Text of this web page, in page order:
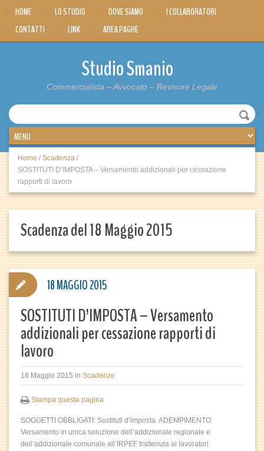
HOME LO STUDIO DOVE SIAMO
I COLLABORATORI
CONTATTI
LINK AREA PAGHE
Studio Smanio
Commercialista – Avvocato – Revisore Legale
Home / Scadenza /
SOSTITUTI D’IMPOSTA – Versamento addizionali per cessazione
rapporti di lavoro
Scadenza del 18 Maggio 2015
SOSTITUTI D’IMPOSTA – Versamento
addizionali per cessazione rapporti di
lavoro
18 Maggio 2015 in Scadenze
Stampa questa pagina
SOGGETTI OBBLIGATI: Sostituti d’imposta. ADEMPIMENTO:
Versamento in unica soluzione dell’addizionale regionale e
dell’addizionale comunale all’IRPEF trattenuta ai lavoratori
18 MAGGIO 2015